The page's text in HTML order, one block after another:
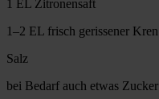
1 EL Zitronensaft
1–2 EL frisch gerissener Kren
Salz
bei Bedarf auch etwas Zucker